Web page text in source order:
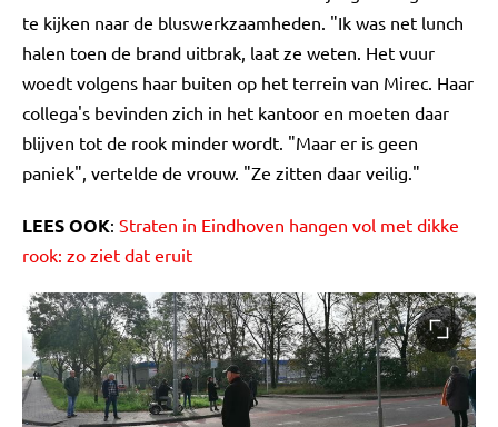
te kijken naar de bluswerkzaamheden. "Ik was net lunch
halen toen de brand uitbrak, laat ze weten. Het vuur
woedt volgens haar buiten op het terrein van Mirec. Haar
collega's bevinden zich in het kantoor en moeten daar
blijven tot de rook minder wordt. "Maar er is geen
paniek", vertelde de vrouw. "Ze zitten daar veilig."
LEES OOK: Straten in Eindhoven hangen vol met dikke
rook: zo ziet dat eruit